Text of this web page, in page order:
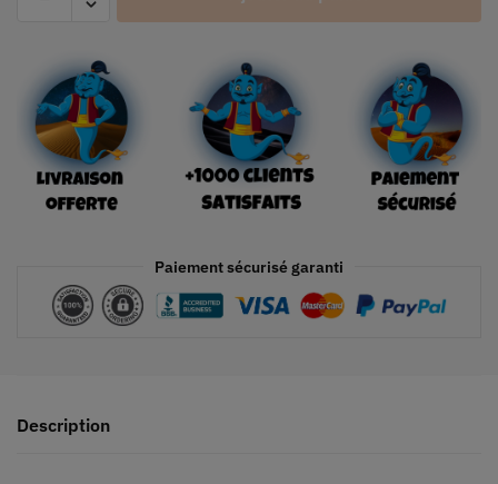
Paiement sécurisé garanti
Description